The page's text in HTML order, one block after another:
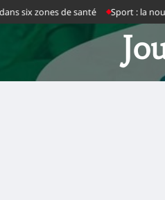
six zones de santé Sport : la